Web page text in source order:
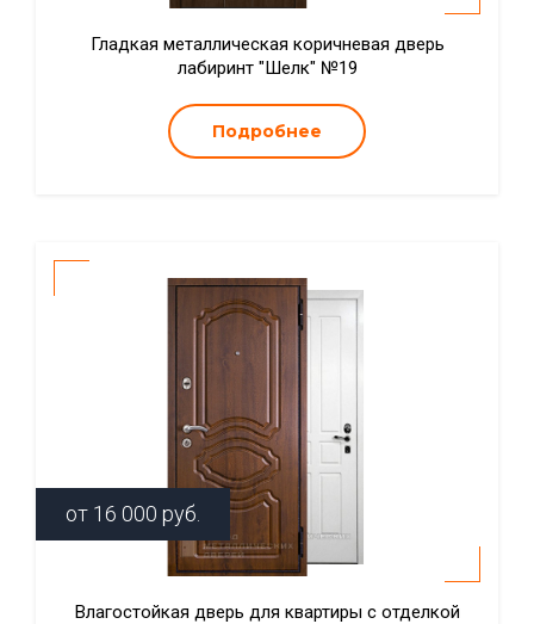
Гладкая металлическая коричневая дверь
лабиринт "Шелк" №19
Подробнее
от 16 000 руб.
Влагостойкая дверь для квартиры с отделкой